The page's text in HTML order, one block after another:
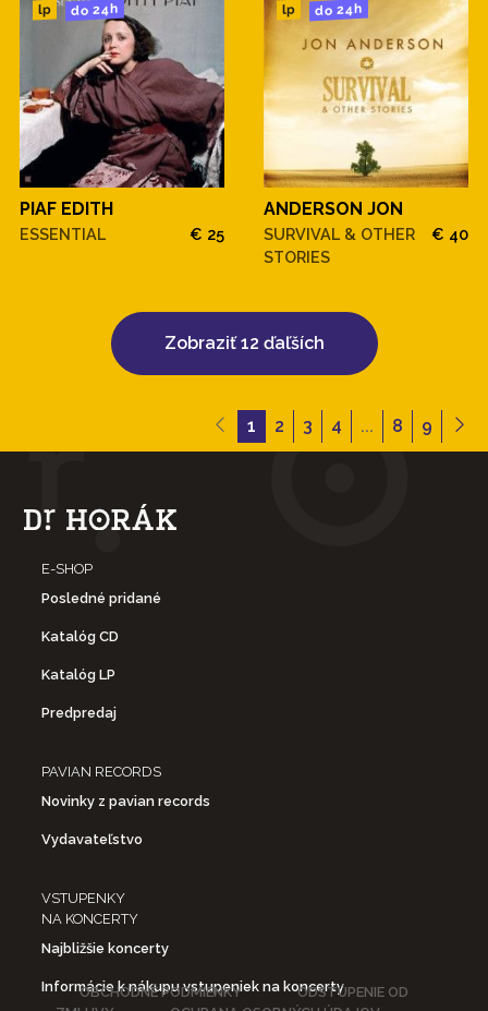
lp do 24h
PIAF EDITH
ESSENTIAL € 25
lp do 24h
ANDERSON JON
SURVIVAL & OTHER
STORIES
€ 40
Zobraziť 12 ďaľších
1 2 3 4 ... 8 9
E-SHOP
Posledné pridané
Katalóg CD
Katalóg LP
Predpredaj
PAVIAN RECORDS
Novinky z pavian records
Vydavateľstvo
VSTUPENKY
NA KONCERTY
Najbližšie koncerty
Informácie k nákupu vstupeniek na koncerty
OBCHODNÉ PODMIENKY
ODSTÚPENIE OD